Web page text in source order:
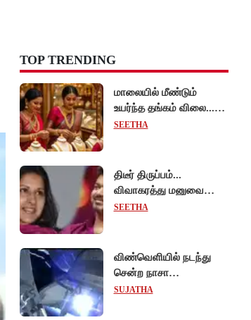
TOP TRENDING
மாலையில் மீண்டும்
உயர்ந்த தங்கம் விலை...
சவரன் ₹1,11,200-யைத்
SEETHA
திடீர் திருப்பம்...
விவாகரத்து மனுவை
வாபஸ் பெற்றார் சங்கீதா -
நீதிமன்றம்!
SEETHA
விண்வெளியில் நடந்து
சென்ற நாசா
விஞ்ஞானிகள்
SUJATHA